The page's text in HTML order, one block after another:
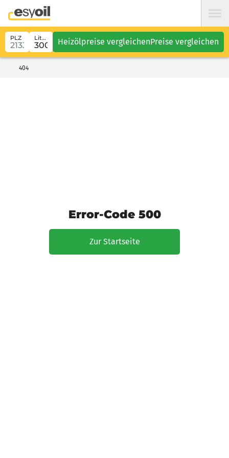
PLZ Liter Heizölpreise vergleichenPreise vergleichen
404
Error-Code 500
Zur Startseite